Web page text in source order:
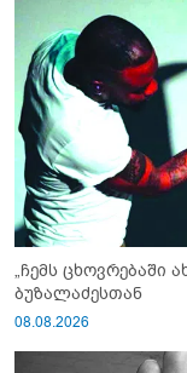
„ჩემს ცხოვრებაში
ბუზალაძესთან
08.08.2026